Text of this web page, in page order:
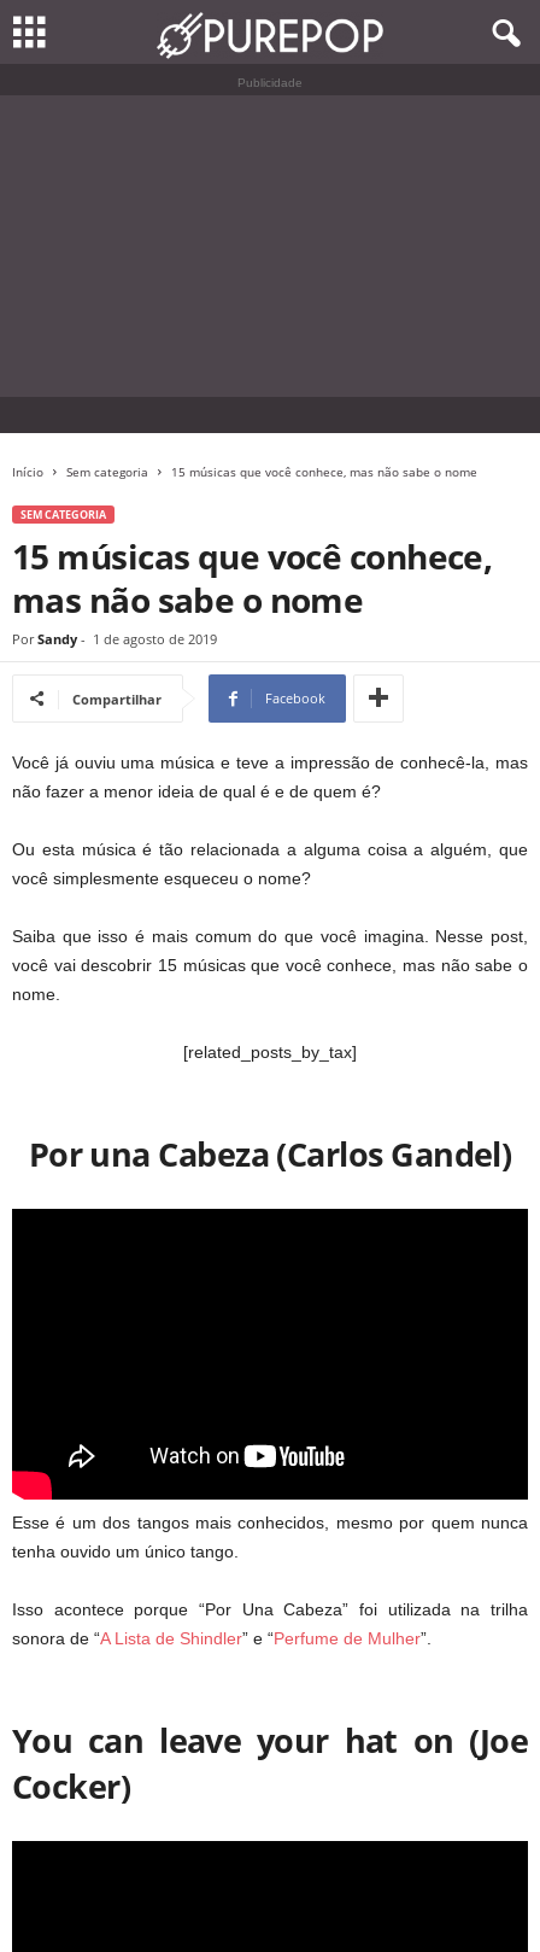
Publicidade
Início Sem categoria 15 músicas que você conhece, mas não sabe o nome
SEM CATEGORIA
15 músicas que você conhece,
mas não sabe o nome
Por Sandy - 1 de agosto de 2019
Compartilhar Facebook
Você já ouviu uma música e teve a impressão de conhecê-la, mas
não fazer a menor ideia de qual é e de quem é?
Ou esta música é tão relacionada a alguma coisa a alguém, que
você simplesmente esqueceu o nome?
Saiba que isso é mais comum do que você imagina. Nesse post,
você vai descobrir 15 músicas que você conhece, mas não sabe o
nome.
[related_posts_by_tax]
Por una Cabeza (Carlos Gandel)
Esse é um dos tangos mais conhecidos, mesmo por quem nunca
tenha ouvido um único tango.
Isso acontece porque “Por Una Cabeza” foi utilizada na trilha
sonora de “A Lista de Shindler” e “Perfume de Mulher”.
You can leave your hat on (Joe
Cocker)